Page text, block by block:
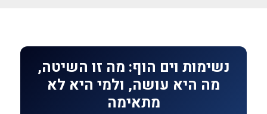
נשימות וים הוף: מה זו השיטה,
מה היא עושה, ולמי היא לא
מתאימה